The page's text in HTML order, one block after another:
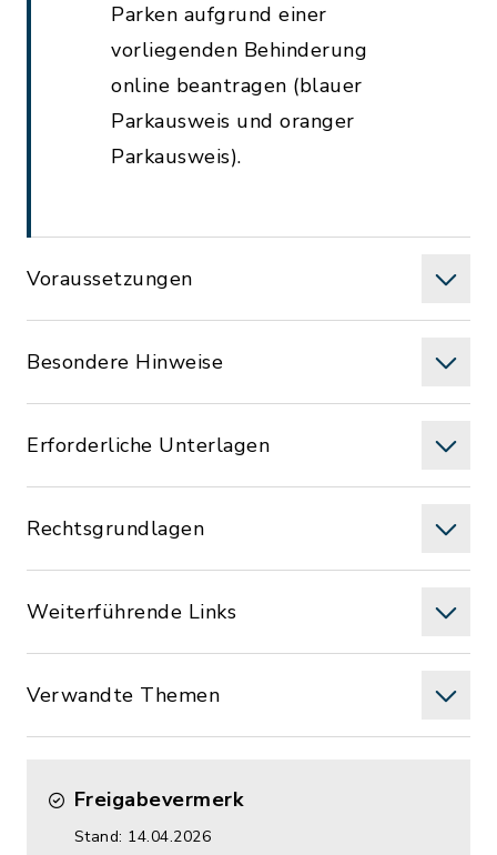
Parken aufgrund einer
vorliegenden Behinderung
online beantragen (blauer
Parkausweis und oranger
Parkausweis).
Voraussetzungen
Besondere Hinweise
Erforderliche Unterlagen
Rechtsgrundlagen
Weiterführende Links
Verwandte Themen
Freigabevermerk
Stand: 14.04.2026